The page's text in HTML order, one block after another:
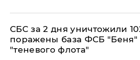
СБС за 2 дня уничтожили
поражены база ФСБ "Беня"
"теневого флота"